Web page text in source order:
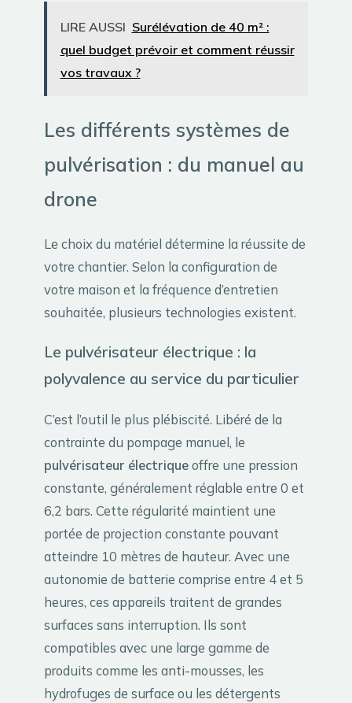
LIRE AUSSI Surélévation de 40 m² :
quel budget prévoir et comment réussir
vos travaux ?
Les différents systèmes de
pulvérisation : du manuel au
drone
Le choix du matériel détermine la réussite de
votre chantier. Selon la configuration de
votre maison et la fréquence d’entretien
souhaitée, plusieurs technologies existent.
Le pulvérisateur électrique : la
polyvalence au service du particulier
C’est l’outil le plus plébiscité. Libéré de la
contrainte du pompage manuel, le
pulvérisateur électriqueoffre une pression
constante, généralement réglable entre 0 et
6,2 bars. Cette régularité maintient une
portée de projection constante pouvant
atteindre 10 mètres de hauteur. Avec une
autonomie de batterie comprise entre 4 et 5
heures, ces appareils traitent de grandes
surfaces sans interruption. Ils sont
compatibles avec une large gamme de
produits comme les anti-mousses, les
hydrofuges de surface ou les détergents